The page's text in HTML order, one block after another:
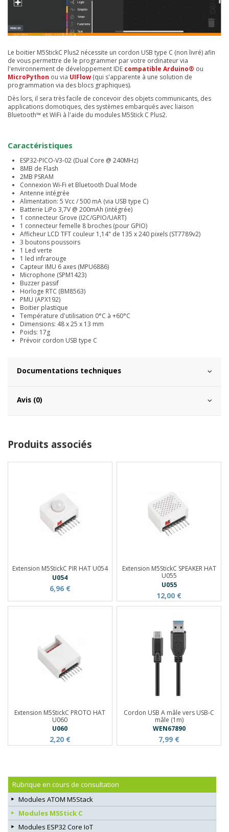
Le boitier M5StickC Plus2 nécessite un cordon USB type C (non livré) afin
de vous permettre de le programmer par votre ordinateur via
l'environnement de développement IDE compatible Arduino® ou
MicroPython ou via UIFlow (qui s'apparente à une solution de
programmation via des blocs graphiques).
Dès lors, il sera très facile de concevoir des objets communicants, des
applications domotiques, des systèmes embarqués avec liaison
Bluetooth™ et WiFi à l'aide du modules M5Stick C Plus2.
Caractéristiques
ESP32-PICO-V3-02 (Dual Core @ 240MHz)
8MB de Flash
2MB PSRAM
Connexion Wi-Fi et Bluetooth Dual Mode
Antenne intégrée
Alimentation: 5 Vcc / 500 mA (via USB type C)
Batterie LiPo 3,7V @ 200mAh (intégrée)
1 connecteur Grove (I2C/GPIO/UART)
1 connecteur femelle 8 broches (pour GPIO)
Afficheur LCD TFT couleur 1,14" de 135 x 240 pixels (ST7789v2)
3 boutons poussoirs
1 Led verte
1 led infrarouge
Capteur IMU 6 axes (MPU6886)
Microphone (SPM1423)
Buzzer passif
Horloge RTC (BM8563)
PMU (APX192)
Boitier plastique
Température d'utilisation 0°C à +60°C
Dimensions: 48 x 25 x 13 mm
Poids: 17g
Prévoir cordon USB type C
Documentations techniques
Avis (0)
Produits associés
Extension M5StickC PIR HAT U054
U054
6,96 €
Extension M5StickC SPEAKER HAT
U055
U055
12,00 €
Extension M5StickC PROTO HAT
U060
U060
2,20 €
Cordon USB A mâle vers USB-C
mâle (1m)
WEN67890
7,99 €
Rubrique en cours de consultation
Modules ATOM M5Stack
Modules M5Stick C
Modules ESP32 Core IoT